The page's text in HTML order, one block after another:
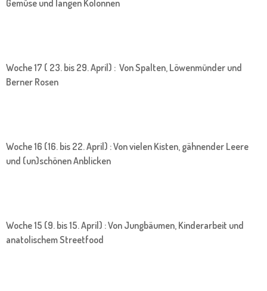
Gemüse und langen Kolonnen
Woche 17 ( 23. bis 29. April) : Von Spalten, Löwenmünder und
Berner Rosen
Woche 16 (16. bis 22. April) : Von vielen Kisten, gähnender Leere
und (un)schönen Anblicken
Woche 15 (9. bis 15. April) : Von Jungbäumen, Kinderarbeit und
anatolischem Streetfood